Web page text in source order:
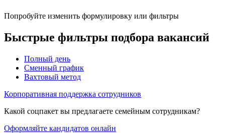
Попробуйте изменить формулировку или фильтры
Быстрые фильтры подбора вакансий
Полный день
Сменный график
Вахтовый метод
Корпоративная поддержка сотрудников
Какой соцпакет вы предлагаете семейным сотрудникам?
Оформляйте кандидатов онлайн